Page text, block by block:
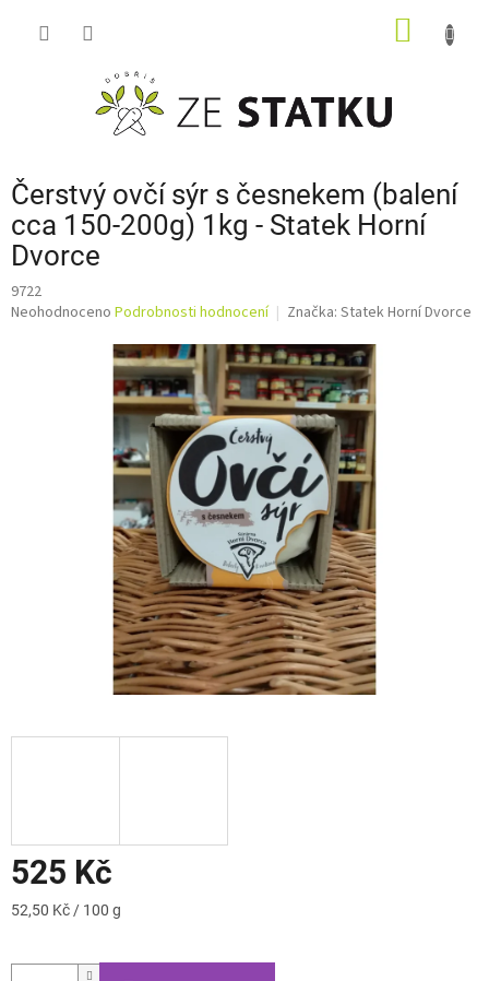
Čerstvý ovčí sýr s česnekem (balení
cca 150-200g) 1kg - Statek Horní
Dvorce
9722
Průměrné
Neohodnoceno Podrobnosti hodnocení Značka: Statek Horní Dvorce
525 Kč
Měrná
52,50 Kč / 100 g